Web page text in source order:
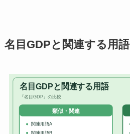
名目GDPと関連する用語